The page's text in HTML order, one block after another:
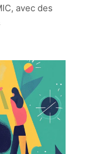
avec des